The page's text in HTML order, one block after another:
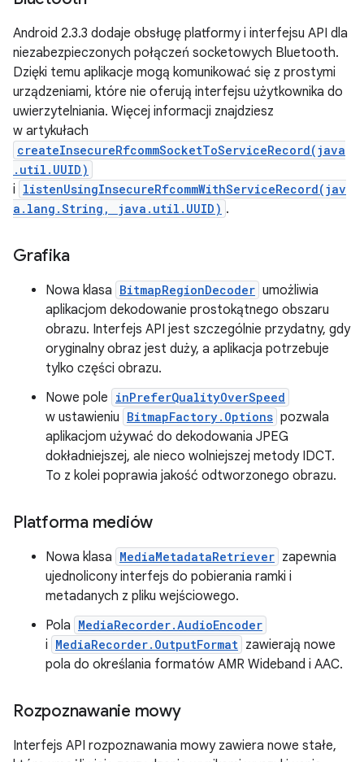
Android 2.3.3 dodaje obsługę platformy i interfejsu API dla
niezabezpieczonych połączeń socketowych Bluetooth.
Dzięki temu aplikacje mogą komunikować się z prostymi
urządzeniami, które nie oferują interfejsu użytkownika do
uwierzytelniania. Więcej informacji znajdziesz
w artykułach
createInsecureRfcommSocketToServiceRecord(java
.util.UUID)
i listenUsingInsecureRfcommWithServiceRecord(jav
a.lang.String, java.util.UUID) .
Grafika
Nowa klasa BitmapRegionDecoder umożliwia
aplikacjom dekodowanie prostokątnego obszaru
obrazu. Interfejs API jest szczególnie przydatny, gdy
oryginalny obraz jest duży, a aplikacja potrzebuje
tylko części obrazu.
Nowe pole inPreferQualityOverSpeed
w ustawieniu BitmapFactory.Options pozwala
aplikacjom używać do dekodowania JPEG
dokładniejszej, ale nieco wolniejszej metody IDCT.
To z kolei poprawia jakość odtworzonego obrazu.
Platforma mediów
Nowa klasa MediaMetadataRetriever zapewnia
ujednolicony interfejs do pobierania ramki i
metadanych z pliku wejściowego.
Pola MediaRecorder.AudioEncoder
i MediaRecorder.OutputFormat zawierają nowe
pola do określania formatów AMR Wideband i AAC.
Rozpoznawanie mowy
Interfejs API rozpoznawania mowy zawiera nowe stałe,